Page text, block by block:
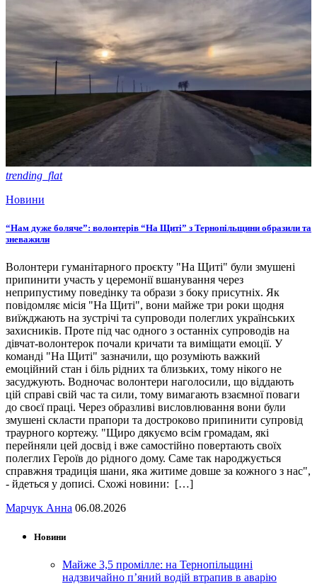
trending_flat
Новини
“Нам дуже боляче”: волонтерів “На Щиті” з Тернопільщини образили та
зневажили
Волонтери гуманітарного проєкту "На Щиті" були змушені
припинити участь у церемонії вшанування через
неприпустиму поведінку та образи з боку присутніх. Як
повідомляє місія "На Щиті", вони майже три роки щодня
виїжджають на зустрічі та супроводи полеглих українських
захисників. Проте під час одного з останніх супроводів на
дівчат-волонтерок почали кричати та виміщати емоції. У
команді "На Щиті" зазначили, що розуміють важкий
емоційний стан і біль рідних та близьких, тому нікого не
засуджують. Водночас волонтери наголосили, що віддають
цій справі свій час та сили, тому вимагають взаємної поваги
до своєї праці. Через образливі висловлювання вони були
змушені скласти прапори та достроково припинити супровід
траурного кортежу. "Щиро дякуємо всім громадам, які
перейняли цей досвід і вже самостійно повертають своїх
полеглих Героїв до рідного дому. Саме так народжується
справжня традиція шани, яка житиме довше за кожного з нас",
- йдеться у дописі. Схожі новини: […]
Марчук Анна 06.08.2026
Новини
Майже 3,5 промілле: на Тернопільщині
надзвичайно п’яний водій втрапив в аварію